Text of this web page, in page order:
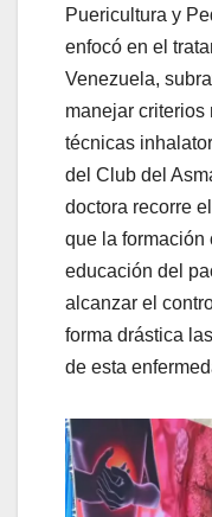
Puericultura y
enfocó en el
Venezuela,
manejar criterios
técnicas
del Club del
doctora recorre
que la formación
educación del
alcanzar el
forma drástica
de esta